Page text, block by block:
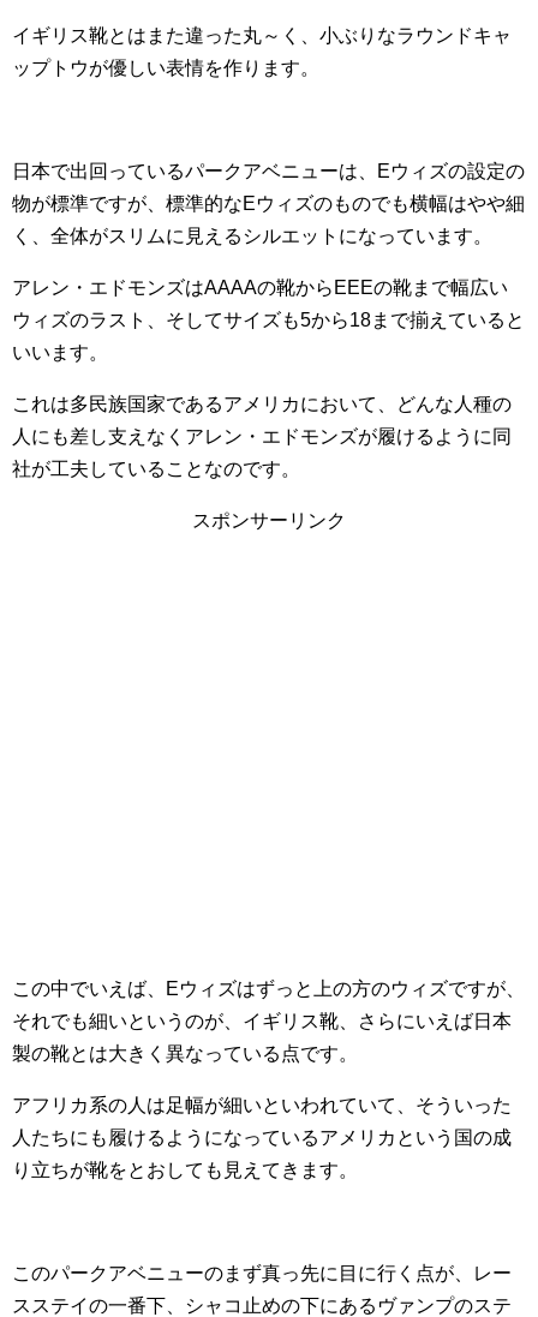
イギリス靴とはまた違った丸～く、小ぶりなラウンドキャ
ップトウが優しい表情を作ります。
日本で出回っているパークアベニューは、Eウィズの設定の
物が標準ですが、標準的なEウィズのものでも横幅はやや細
く、全体がスリムに見えるシルエットになっています。
アレン・エドモンズはAAAAの靴からEEEの靴まで幅広い
ウィズのラスト、そしてサイズも5から18まで揃えていると
いいます。
これは多民族国家であるアメリカにおいて、どんな人種の
人にも差し支えなくアレン・エドモンズが履けるように同
社が工夫していることなのです。
スポンサーリンク
この中でいえば、Eウィズはずっと上の方のウィズですが、
それでも細いというのが、イギリス靴、さらにいえば日本
製の靴とは大きく異なっている点です。
アフリカ系の人は足幅が細いといわれていて、そういった
人たちにも履けるようになっているアメリカという国の成
り立ちが靴をとおしても見えてきます。
このパークアベニューのまず真っ先に目に行く点が、レー
スステイの一番下、シャコ止めの下にあるヴァンプのステ